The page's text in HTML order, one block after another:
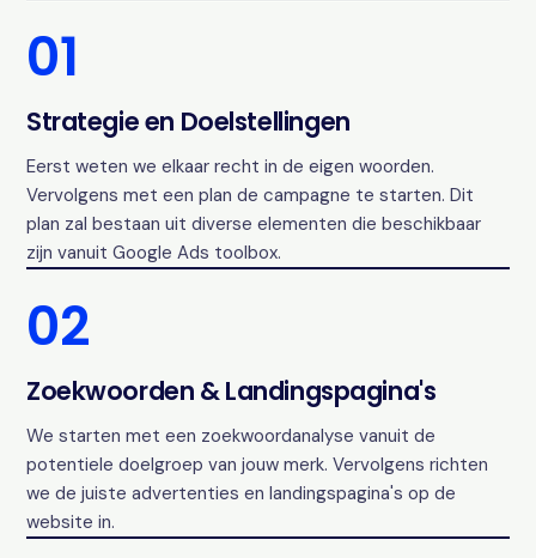
01
Strategie en Doelstellingen
Eerst weten we elkaar recht in de eigen woorden.
Vervolgens met een plan de campagne te starten. Dit
plan zal bestaan uit diverse elementen die beschikbaar
zijn vanuit Google Ads toolbox.
02
Zoekwoorden & Landingspagina's
We starten met een zoekwoordanalyse vanuit de
potentiele doelgroep van jouw merk. Vervolgens richten
we de juiste advertenties en landingspagina's op de
website in.